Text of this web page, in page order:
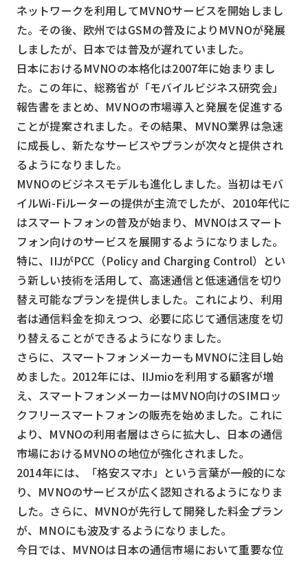
ネットワークを利用してMVNOサービスを開始しまし
た。その後、欧州ではGSMの普及によりMVNOが発展
しましたが、日本では普及が遅れていました。
日本におけるMVNOの本格化は2007年に始まりまし
た。この年に、総務省が「モバイルビジネス研究会」
報告書をまとめ、MVNOの市場導入と発展を促進する
ことが提案されました。その結果、MVNO業界は急速
に成長し、新たなサービスやプランが次々と提供され
るようになりました。
MVNOのビジネスモデルも進化しました。当初はモバ
イルWi-Fiルーターの提供が主流でしたが、2010年代に
はスマートフォンの普及が始まり、MVNOはスマート
フォン向けのサービスを展開するようになりました。
特に、IIJがPCC（Policy and Charging Control）とい
う新しい技術を活用して、高速通信と低速通信を切り
替え可能なプランを提供しました。これにより、利用
者は通信料金を抑えつつ、必要に応じて通信速度を切
り替えることができるようになりました。
さらに、スマートフォンメーカーもMVNOに注目し始
めました。2012年には、IIJmioを利用する顧客が増
え、スマートフォンメーカーはMVNO向けのSIMロッ
クフリースマートフォンの販売を始めました。これに
より、MVNOの利用者層はさらに拡大し、日本の通信
市場におけるMVNOの地位が強化されました。
2014年には、「格安スマホ」という言葉が一般的にな
り、MVNOのサービスが広く認知されるようになりま
した。さらに、MVNOが先行して開発した料金プラン
が、MNOにも波及するようになりました。
今日では、MVNOは日本の通信市場において重要な位